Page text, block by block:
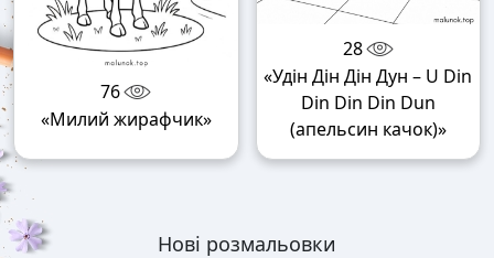
76
«Милий жирафчик»
28
«Удін Дін Дін Дун – U Din
Din Din Din Dun
(апельсин качок)»
Нові розмальовки